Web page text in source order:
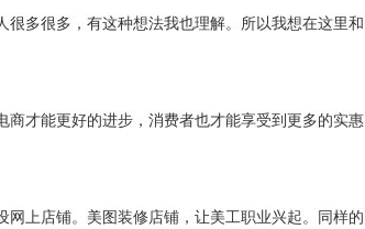
多很多，有这种想法我也理解。所以我想在这里和
才能更好的进步，消费者也才能享受到更多的实惠
上店铺。美图装修店铺，让美工职业兴起。同样的